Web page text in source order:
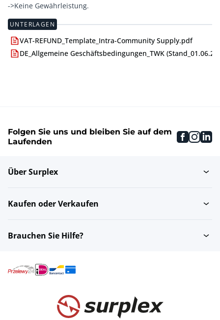
->Keine Gewährleistung.
UNTERLAGEN
VAT-REFUND_Template_Intra-Community Supply.pdf
DE_Allgemeine Geschäftsbedingungen_TWK
Folgen Sie uns und bleiben Sie auf dem
Laufenden
Über Surplex
Kaufen oder Verkaufen
Brauchen Sie Hilfe?